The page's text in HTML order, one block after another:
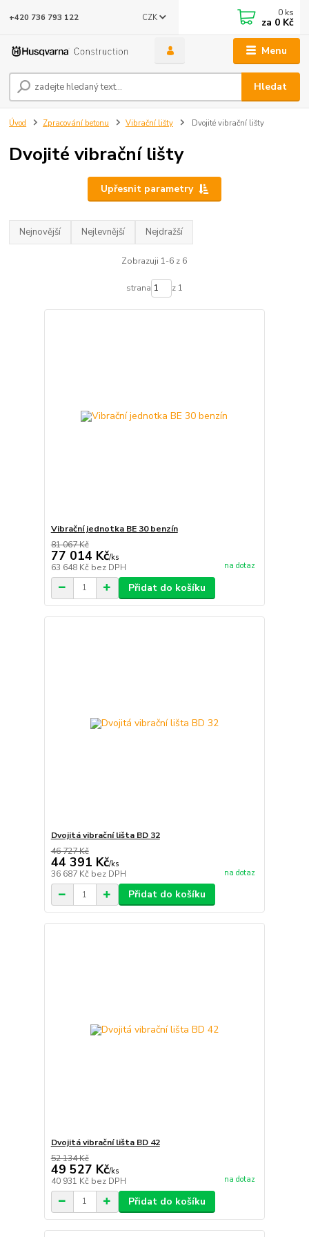
Menu
CZK
Hledat
+420 736 793 122 0 ks
za 0 Kč
Úvod Zpracování betonu Vibrační lišty Dvojité vibrační lišty
Dvojité vibrační lišty
Upřesnit parametry
Nejnovější Nejlevnější Nejdražší
Zobrazuji 1-6 z 6
strana z 1
Vibrační jednotka BE 30 benzín
81 067 Kč
77 014 Kč/ks
63 648 Kč bez DPH na dotaz
Přidat do košíku
Dvojitá vibrační lišta BD 32
46 727 Kč
44 391 Kč/ks
36 687 Kč bez DPH na dotaz
Přidat do košíku
Dvojitá vibrační lišta BD 42
52 134 Kč
49 527 Kč/ks
40 931 Kč bez DPH na dotaz
Přidat do košíku